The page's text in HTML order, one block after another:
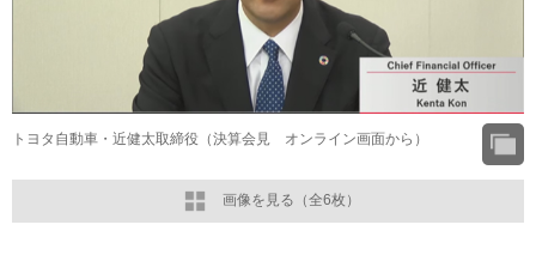
画像を見る（全6枚）
トヨタ自動車・近健太取締役（決算会見 オンライン画面から）